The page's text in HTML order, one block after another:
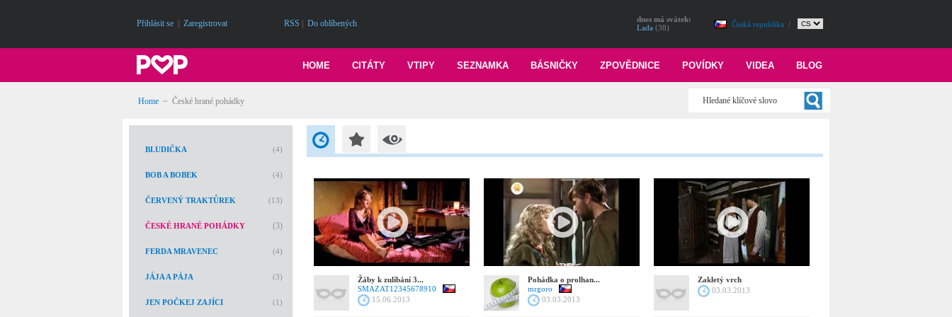
Přihlásit se Zaregistrovat RSS Do oblíbených Česká republika /
dnes má svátek:
Lada (38)
BLOG
VIDEA
POVÍDKY
ZPOVĚDNICE
BÁSNIČKY
SEZNAMKA
VTIPY
CITÁTY
HOME
Home ~ České hrané pohádky
BLUDIČKA (4)
BOB A BOBEK (4)
ČERVENÝ TRAKTŮREK (13)
ČESKÉ HRANÉ POHÁDKY (3)
FERDA MRAVENEC (4)
JÁJA A PÁJA (3)
JEN POČKEJ ZAJÍCI (1)
Žáby k zulíbání 3...
SMAZAT12345678910
15.06.2013
Pohádka o prolhan...
mrgoro
03.03.2013
Zakletý vrch
03.03.2013